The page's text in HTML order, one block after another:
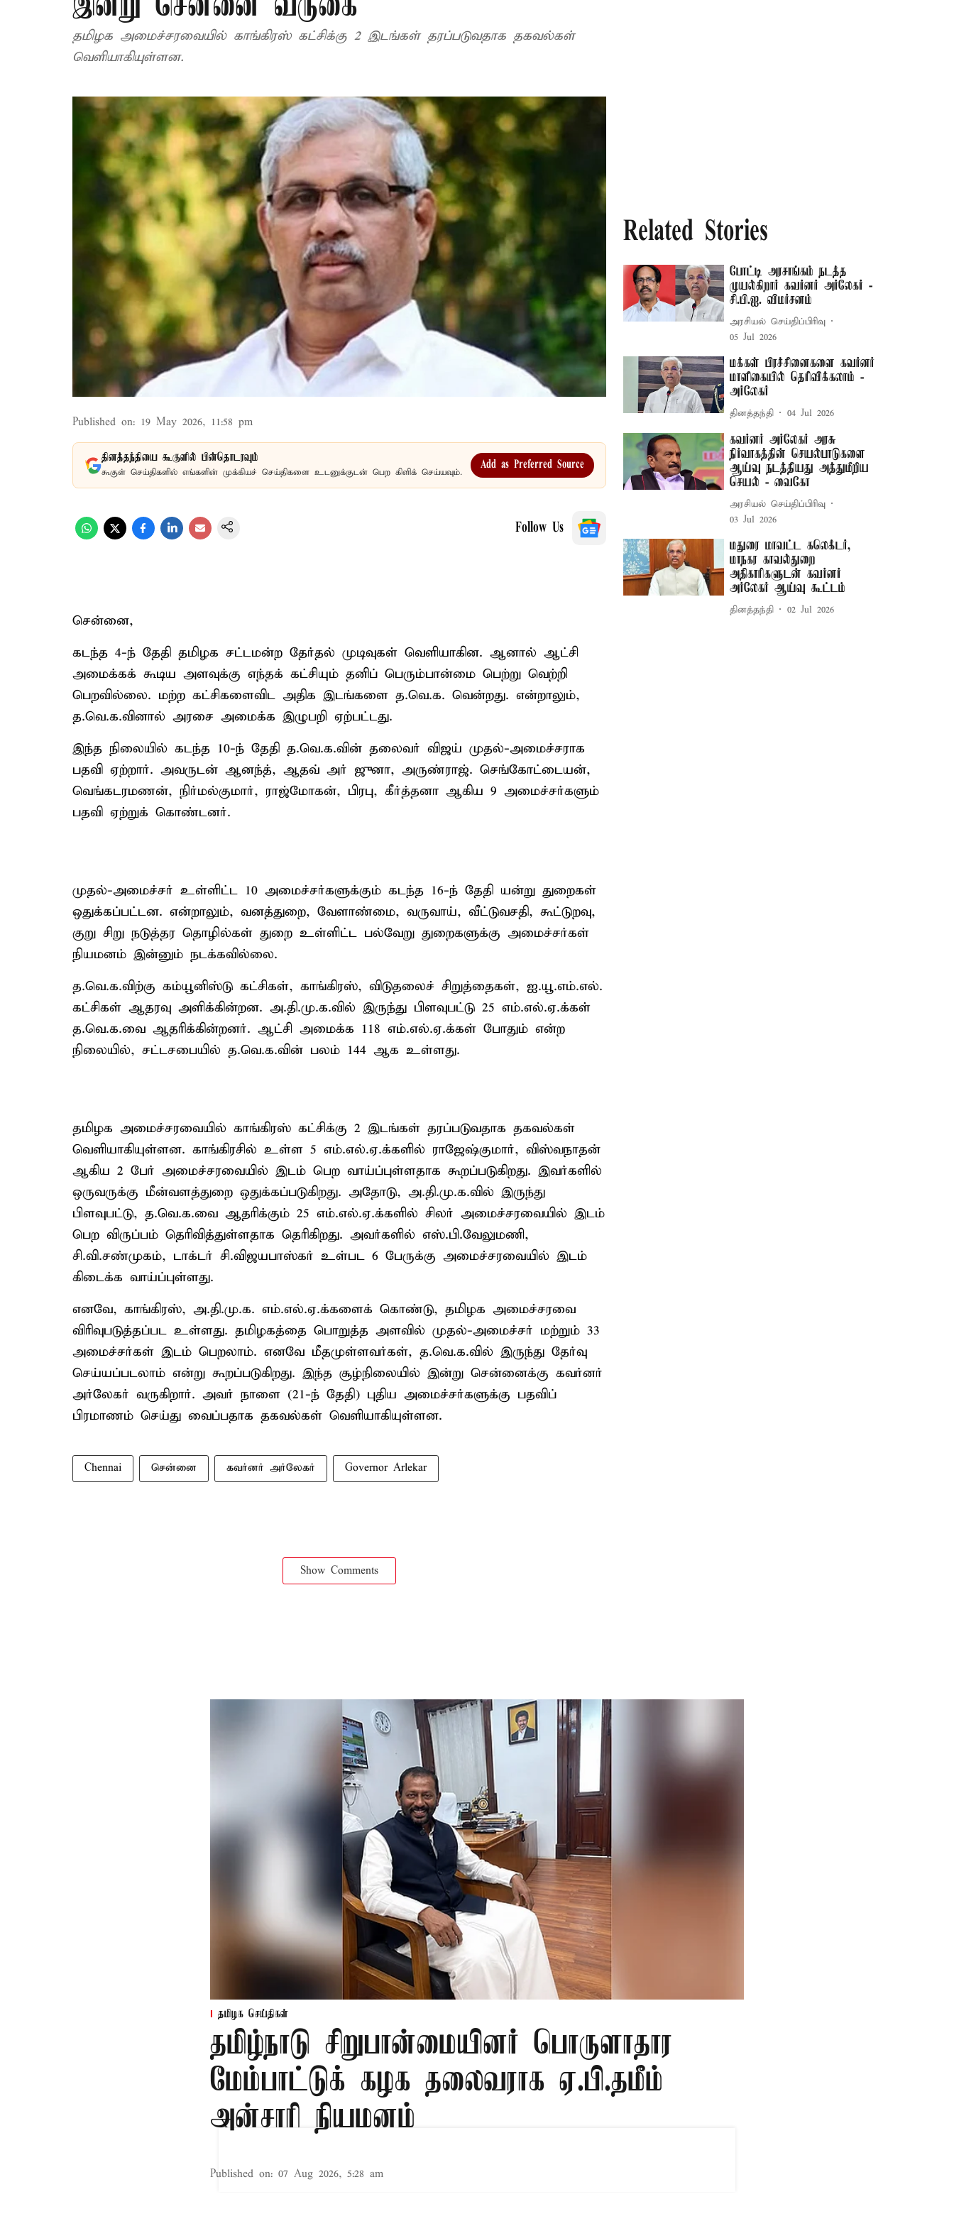
தமிழக அமைச்சரவையில் காங்கிரஸ் கட்சிக்கு 2 இடங்கள் தரப்படுவதாக தகவல்கள்
வெளியாகியுள்ளன.
Published on: 19 May 2026, 11:58 pm
தினத்தந்தியை கூகுளில் பின்தொடரவும்
கூகுள் செய்திகளில் எங்களின் முக்கியச் செய்திகளை உடனுக்குடன் பெற கிளிக் செய்யவும்.
Add as Preferred Source
Follow Us
சென்னை,
கடந்த 4-ந் தேதி தமிழக சட்டமன்ற தேர்தல் முடிவுகள் வெளியாகின. ஆனால் ஆட்சி
அமைக்கக் கூடிய அளவுக்கு எந்தக் கட்சியும் தனிப் பெரும்பான்மை பெற்று வெற்றி
பெறவில்லை. மற்ற கட்சிகளைவிட அதிக இடங்களை த.வெ.க. வென்றது. என்றாலும்,
த.வெ.க.வினால் அரசை அமைக்க இழுபறி ஏற்பட்டது.
இந்த நிலையில் கடந்த 10-ந் தேதி த.வெ.க.வின் தலைவர் விஜய் முதல்-அமைச்சராக
பதவி ஏற்றார். அவருடன் ஆனந்த், ஆதவ் அர் ஜுனா, அருண்ராஜ். செங்கோட்டையன்,
வெங்கடரமணன், நிர்மல்குமார், ராஜ்மோகன், பிரபு, கீர்த்தனா ஆகிய 9 அமைச்சர்களும்
பதவி ஏற்றுக் கொண்டனர்.
முதல்-அமைச்சர் உள்ளிட்ட 10 அமைச்சர்களுக்கும் கடந்த 16-ந் தேதி யன்று துறைகள்
ஒதுக்கப்பட்டன. என்றாலும், வனத்துறை, வேளாண்மை, வருவாய், வீட்டுவசதி, கூட்டுறவு,
குறு சிறு நடுத்தர தொழில்கள் துறை உள்ளிட்ட பல்வேறு துறைகளுக்கு அமைச்சர்கள்
நியமனம் இன்னும் நடக்கவில்லை.
த.வெ.க.விற்கு கம்யூனிஸ்டு கட்சிகள், காங்கிரஸ், விடுதலைச் சிறுத்தைகள், ஐ.யூ.எம்.எல்.
கட்சிகள் ஆதரவு அளிக்கின்றன. அ.தி.மு.க.வில் இருந்து பிளவுபட்டு 25 எம்.எல்.ஏ.க்கள்
த.வெ.க.வை ஆதரிக்கின்றனர். ஆட்சி அமைக்க 118 எம்.எல்.ஏ.க்கள் போதும் என்ற
நிலையில், சட்டசபையில் த.வெ.க.வின் பலம் 144 ஆக உள்ளது.
தமிழக அமைச்சரவையில் காங்கிரஸ் கட்சிக்கு 2 இடங்கள் தரப்படுவதாக தகவல்கள்
வெளியாகியுள்ளன. காங்கிரசில் உள்ள 5 எம்.எல்.ஏ.க்களில் ராஜேஷ்குமார், விஸ்வநாதன்
ஆகிய 2 பேர் அமைச்சரவையில் இடம் பெற வாய்ப்புள்ளதாக கூறப்படுகிறது. இவர்களில்
ஒருவருக்கு மீன்வளத்துறை ஒதுக்கப்படுகிறது. அதோடு, அ.தி.மு.க.வில் இருந்து
பிளவுபட்டு, த.வெ.க.வை ஆதரிக்கும் 25 எம்.எல்.ஏ.க்களில் சிலர் அமைச்சரவையில் இடம்
பெற விருப்பம் தெரிவித்துள்ளதாக தெரிகிறது. அவர்களில் எஸ்.பி.வேலுமணி,
சி.வி.சண்முகம், டாக்டர் சி.விஜயபாஸ்கர் உள்பட 6 பேருக்கு அமைச்சரவையில் இடம்
கிடைக்க வாய்ப்புள்ளது.
எனவே, காங்கிரஸ், அ.தி.மு.க. எம்.எல்.ஏ.க்களைக் கொண்டு, தமிழக அமைச்சரவை
விரிவுபடுத்தப்பட உள்ளது. தமிழகத்தை பொறுத்த அளவில் முதல்-அமைச்சர் மற்றும் 33
அமைச்சர்கள் இடம் பெறலாம். எனவே மீதமுள்ளவர்கள், த.வெ.க.வில் இருந்து தேர்வு
செய்யப்படலாம் என்று கூறப்படுகிறது. இந்த சூழ்நிலையில் இன்று சென்னைக்கு கவர்னர்
அர்லேகர் வருகிறார். அவர் நாளை (21-ந் தேதி) புதிய அமைச்சர்களுக்கு பதவிப்
பிரமாணம் செய்து வைப்பதாக தகவல்கள் வெளியாகியுள்ளன.
Chennai சென்னை கவர்னர் அர்லேகர் Governor Arlekar
Show Comments
Related Stories
போட்டி அரசாங்கம் நடத்த
முயல்கிறார் கவர்னர் அர்லேகர் -
சி.பி.ஐ. விமர்சனம்
அரசியல் செய்திப்பிரிவு
05 Jul 2026
மக்கள் பிரச்சினைகளை கவர்னர்
மாளிகையில் தெரிவிக்கலாம் -
அர்லேகர்
தினத்தந்தி 04 Jul 2026
கவர்னர் அர்லேகர் அரசு
நிர்வாகத்தின் செயல்பாடுகளை
ஆய்வு நடத்தியது அத்துமீறிய
செயல் - வைகோ
அரசியல் செய்திப்பிரிவு
03 Jul 2026
மதுரை மாவட்ட கலெக்டர்,
மாநகர காவல்துறை
அதிகாரிகளுடன் கவர்னர்
அர்லேகர் ஆய்வு கூட்டம்
தினத்தந்தி 02 Jul 2026
தமிழக செய்திகள்
தமிழ்நாடு சிறுபான்மையினர் பொருளாதார
மேம்பாட்டுக் கழக தலைவராக ஏ.பி.தமீம்
அன்சாரி நியமனம்
Published on: 07 Aug 2026, 5:28 am
X